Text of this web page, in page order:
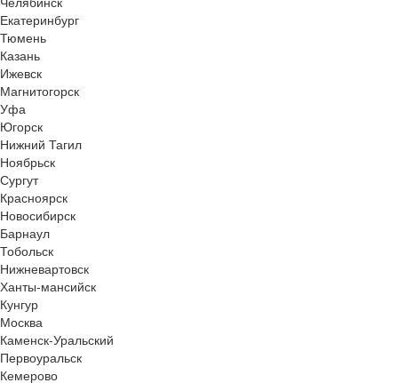
Екатеринбург
Тюмень
Казань
Ижевск
Магнитогорск
Уфа
Югорск
Нижний Тагил
Ноябрьск
Сургут
Красноярск
Новосибирск
Барнаул
Тобольск
Нижневартовск
Ханты-мансийск
Кунгур
Москва
Каменск-Уральский
Первоуральск
Кемерово